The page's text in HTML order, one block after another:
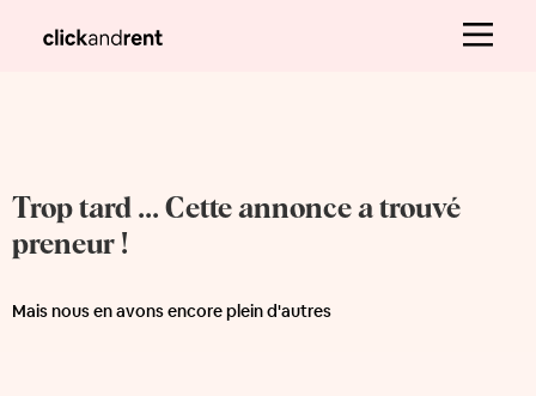
Trop tard ... Cette annonce a trouvé
preneur !
Mais nous en avons encore plein d'autres